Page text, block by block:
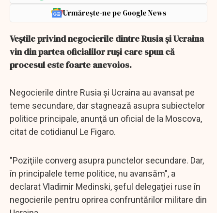
Urmărește-ne pe Google News
Veștile privind negocierile dintre Rusia și Ucraina
vin din partea oficialilor ruși care spun că
procesul este foarte anevoios.
Negocierile dintre Rusia şi Ucraina au avansat pe
teme secundare, dar stagnează asupra subiectelor
politice principale, anunţă un oficial de la Moscova,
citat de cotidianul Le Figaro.
"Poziţiile converg asupra punctelor secundare. Dar,
în principalele teme politice, nu avansăm", a
declarat Vladimir Medinski, şeful delegaţiei ruse în
negocierile pentru oprirea confruntărilor militare din